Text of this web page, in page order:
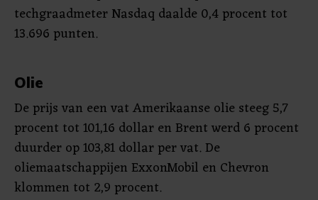
techgraadmeter Nasdaq daalde 0,4 procent tot
13.696 punten.
Olie
De prijs van een vat Amerikaanse olie steeg 5,7
procent tot 101,16 dollar en Brent werd 6 procent
duurder op 103,81 dollar per vat. De
oliemaatschappijen ExxonMobil en Chevron
klommen tot 2,9 procent.